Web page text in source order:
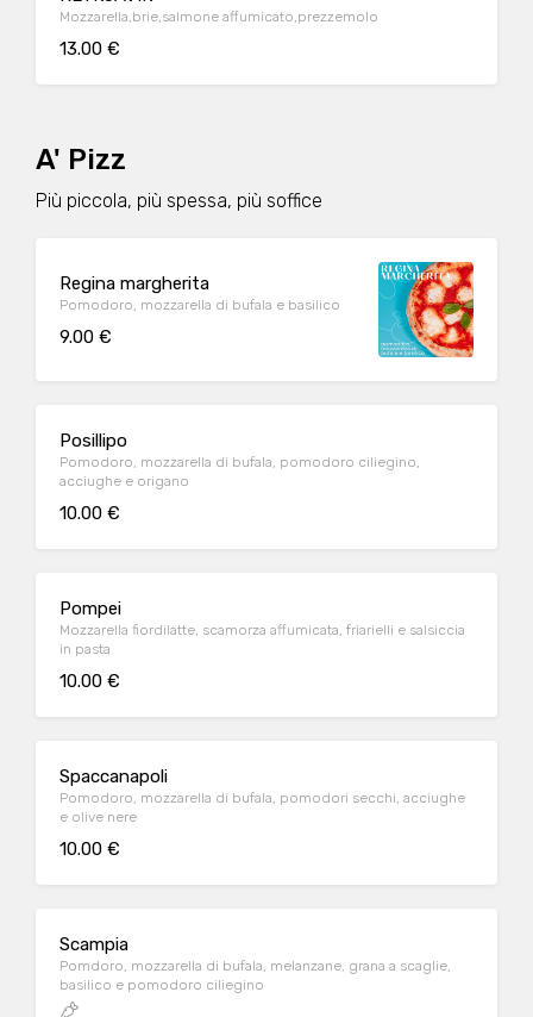
Mozzarella,brie,salmone affumicato,prezzemolo
13.00 €
A' Pizz
Più piccola, più spessa, più soffice
Regina margherita
Pomodoro, mozzarella di bufala e basilico
9.00 €
Posillipo
Pomodoro, mozzarella di bufala, pomodoro ciliegino,
acciughe e origano
10.00 €
Pompei
Mozzarella fiordilatte, scamorza affumicata, friarielli e salsiccia
in pasta
10.00 €
Spaccanapoli
Pomodoro, mozzarella di bufala, pomodori secchi, acciughe
e olive nere
10.00 €
Scampia
Pomdoro, mozzarella di bufala, melanzane, grana a scaglie,
basilico e pomodoro ciliegino